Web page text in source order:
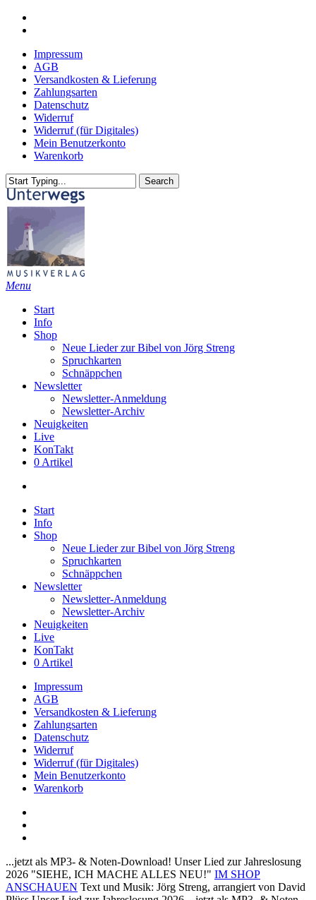
Skip
contentImpressum
AGB
Versandkosten & Lieferung
Zahlungsarten
Datenschutz
Widerruf
Widerruf (für Digitales)
Mein Benutzerkonto
Warenkorb
Search
Close
Search
search
Menu
Start
Info
Shop
Neue Lieder zur Bibel von Jörg Streng
Spruchkarten
Schnäppchen
Newsletter
Newsletter-Anmeldung
Newsletter-Archiv
Neuigkeiten
Live
KonTakt
0 Artikel
Start
Info
Shop
Neue Lieder zur Bibel von Jörg Streng
Spruchkarten
Schnäppchen
Newsletter
Newsletter-Anmeldung
Newsletter-Archiv
Neuigkeiten
Live
KonTakt
0 Artikel
Impressum
AGB
Versandkosten & Lieferung
Zahlungsarten
Datenschutz
Widerruf
Widerruf (für Digitales)
Mein Benutzerkonto
Warenkorb
...jetzt als MP3- & Noten-Download! Unser Lied zur Jahreslosung
2026 "SIEHE, ICH MACHE ALLES NEU!" IM SHOP
ANSCHAUEN Text und Musik: Jörg Streng, arrangiert von David